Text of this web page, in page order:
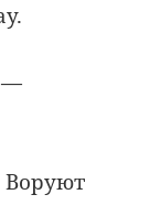
—
Воруют